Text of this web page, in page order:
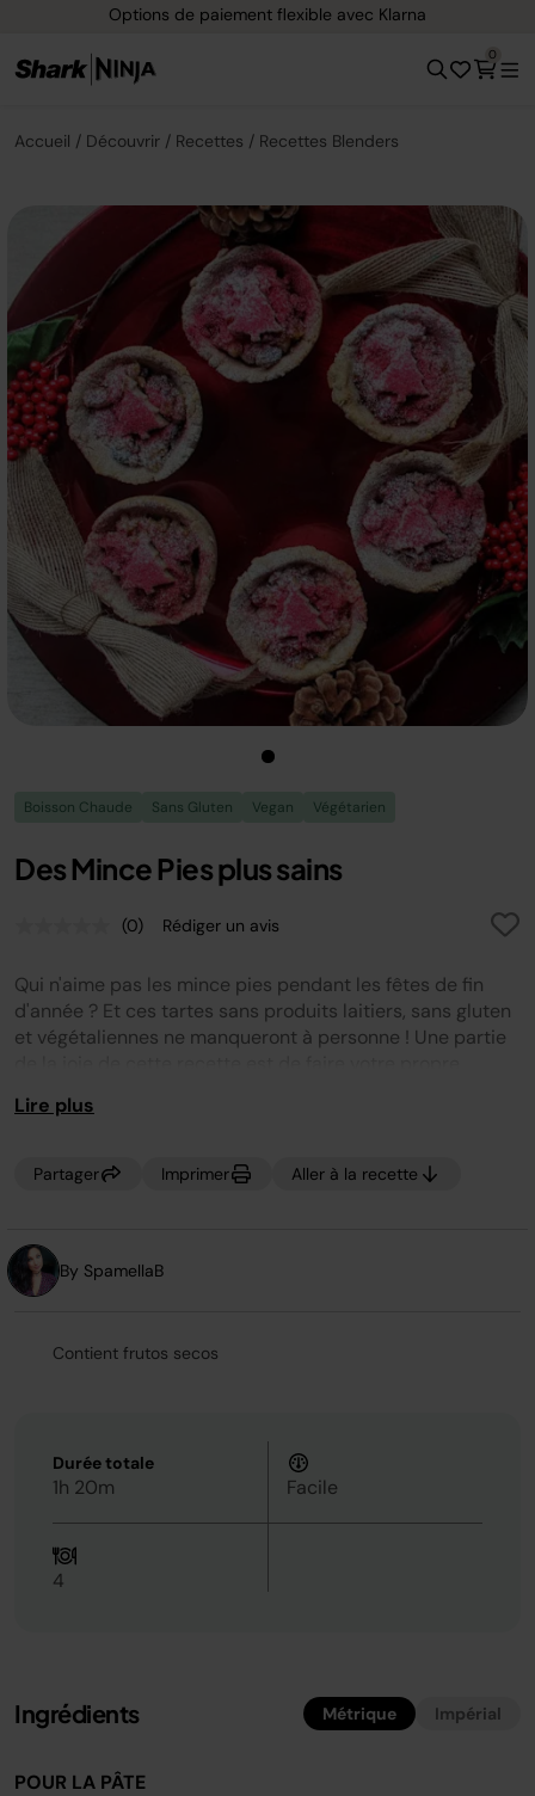
Options de paiement flexible avec Klarna
0
Accueil Découvrir Recettes Recettes Blenders
Boisson Chaude Sans Gluten Vegan Végétarien
Des Mince Pies plus sains
Aucune
notation.
Lien
sur
la
(0) Rédiger un avis
Qui n'aime pas les mince pies pendant les fêtes de fin
d'année ? Et ces tartes sans produits laitiers, sans gluten
et végétaliennes ne manqueront à personne ! Une partie
sucre raffiné mais a quand même un goût absolument
Lire plus
Partager Imprimer Aller à la recette
By SpamellaB
Contient frutos secos
Durée totale
1h 20m Facile
4
Ingrédients Métrique Impérial
POUR LA PÂTE